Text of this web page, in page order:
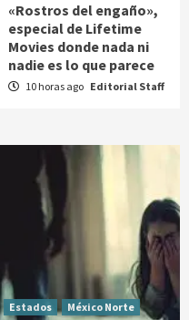
«Rostros del engaño»,
especial de Lifetime
Movies donde nada ni
nadie es lo que parece
10 horas ago Editorial Staff
Estados
México Norte